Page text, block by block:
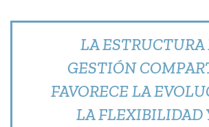
LA ESTRUCTURA
GESTIÓN
FAVORECE LA
LA FLEXIBILIDAD